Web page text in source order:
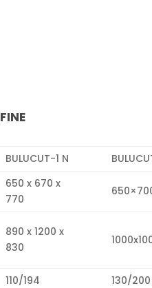
BULUCUT-1 N
650 x 670 x
770
890 x 1200 x
830
110/194 130/200